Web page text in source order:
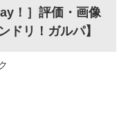
！］評価・画像
ドリ！ガルパ】